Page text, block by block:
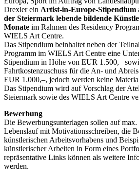
Drexler ein Artist-in-Europe-Stipendium
der Steiermark lebende bildende
Monate im Rahmen des Residency
WIELS Art Centre.
Das Stipendium beinhaltet neben der
Programm im WIELS Art Centre eine
Stipendium in Höhe von EUR 1.500,–
Fahrtkostenzuschuss für die An- und
EUR 1.000,–, jedoch werden keine
Das Stipendium wird auf Vorschlag der
Steiermark sowie des WIELS Art Centre
Bewerbung
Die Bewerbungsunterlagen sollen auf max.
Lebenslauf mit Motivationsschreiben, die
künstlerischen Arbeitsvorhabens und
künstlerischer Arbeiten in Form eines
repräsentative Links können als weitere
werden.